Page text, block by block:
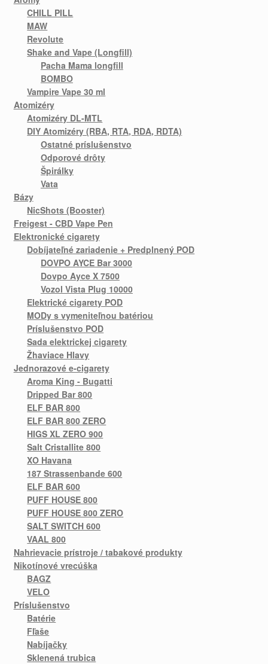
CHILL PILL
MAW
Revolute
Shake and Vape (Longfill)
Pacha Mama longfill
BOMBO
Vampire Vape 30 ml
Atomizéry
Atomizéry DL-MTL
DIY Atomizéry (RBA, RTA, RDA, RDTA)
Ostatné príslušenstvo
Odporové drôty
Špirálky
Vata
Bázy
NicShots (Booster)
Freigest - CBD Vape Pen
Elektronické cigarety
Dobíjateľné zariadenie + Predplnený POD
DOVPO AYCE Bar 3000
Dovpo Ayce X 7500
Vozol Vista Plug 10000
Elektrické cigarety POD
MODy s vymeniteľnou batériou
Príslušenstvo POD
Sada elektrickej cigarety
Žhaviace Hlavy
Jednorazové e-cigarety
Aroma King - Bugatti
Dripped Bar 800
ELF BAR 800
ELF BAR 800 ZERO
HIGS XL ZERO 900
Salt Cristallite 800
XO Havana
187 Strassenbande 600
ELF BAR 600
PUFF HOUSE 800
PUFF HOUSE 800 ZERO
SALT SWITCH 600
VAAL 800
Nahrievacie prístroje / tabakové produkty
Nikotínové vrecúška
BAGZ
VELO
Príslušenstvo
Batérie
Fľaše
Nabíjačky
Sklenená trubica